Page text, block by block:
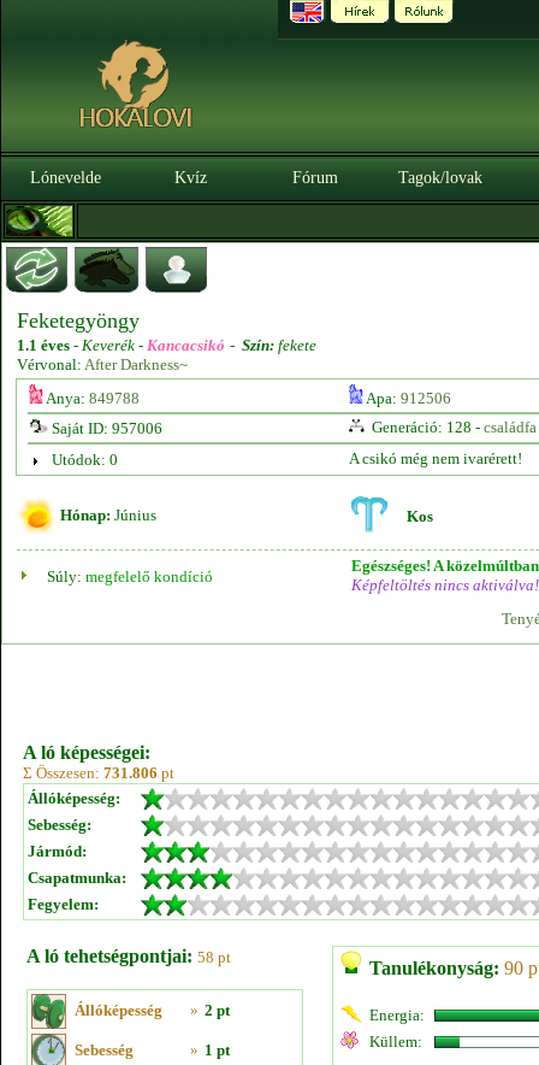
Lónevelde Kvíz Fórum Tagok/lovak
Feketegyöngy
1.1 éves - Keverék - Kancacsikó - Szín: fekete
Vérvonal: After Darkness~
Anya: 849788 Apa: 912506
Saját ID: 957006
Generáció: 128 - családfa
Utódok: 0
A csikó még nem ivarérett!
Hónap: Június Kos
Súly: megfelelő kondíció
Egészséges! A
Képfeltöltés nincs aktiválva!
A ló képességei:
Σ Összesen: 731.806 pt
Állóképesség:
Sebesség:
Jármód:
Csapatmunka:
Fegyelem:
A ló tehetségpontjai: 58 pt
Állóképesség » 2 pt
Sebesség » 1 pt
Tanulékonyság: 90
Energia:
Küllem: